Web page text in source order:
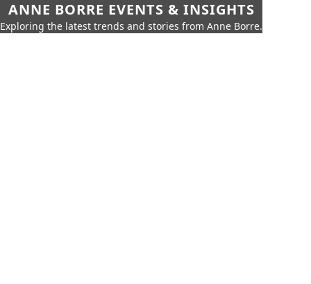
ANNE BORRE EVENTS & INSIGHTS
Exploring the latest trends and stories from Anne Borre.